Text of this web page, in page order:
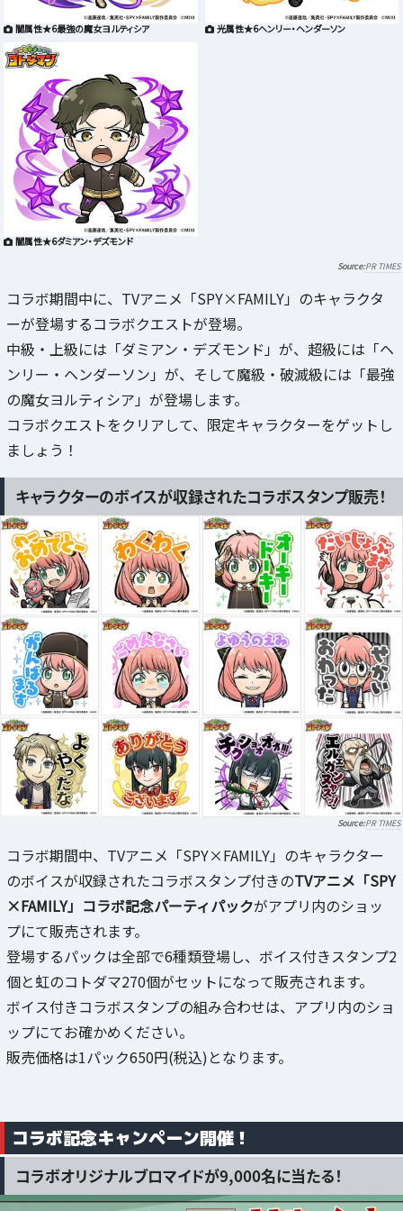
闇属性★6最強の魔女ヨルティシア 光属性★6ヘンリー・ヘンダーソン
闇属性★6ダミアン・デズモンド
PR TIMES
コラボ期間中に、TVアニメ「SPY×FAMILY」のキャラクタ
ーが登場するコラボクエストが登場。
中級・上級には「ダミアン・デズモンド」が、超級には「ヘ
ンリー・ヘンダーソン」が、そして魔級・破滅級には「最強
の魔女ヨルティシア」が登場します。
コラボクエストをクリアして、限定キャラクターをゲットし
ましょう！
キャラクターのボイスが収録されたコラボスタンプ販売！
PR TIMES
コラボ期間中、TVアニメ「SPY×FAMILY」のキャラクター
のボイスが収録されたコラボスタンプ付きのTVアニメ「SPY
×FAMILY」コラボ記念パーティパックがアプリ内のショッ
プにて販売されます。
登場するパックは全部で6種類登場し、ボイス付きスタンプ2
個と虹のコトダマ270個がセットになって販売されます。
ボイス付きコラボスタンプの組み合わせは、アプリ内のショ
ップにてお確かめください。
販売価格は1パック650円(税込)となります。
コラボ記念キャンペーン開催！
コラボオリジナルブロマイドが9,000名に当たる！